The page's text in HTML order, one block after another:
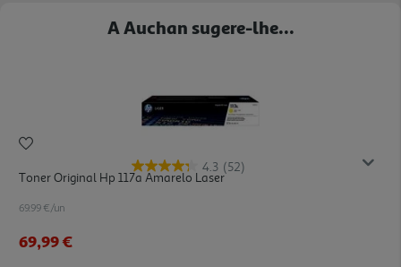
A Auchan sugere-lhe...
4.3 (52)
Toner Original Hp 117a Amarelo Laser
69.99 €/un
69,99 €